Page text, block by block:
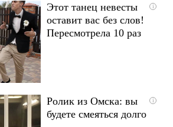
i
Этот танец невесты
оставит вас без слов!
Пересмотрела 10 раз
i
Ролик из Омска: вы
будете смеяться долго